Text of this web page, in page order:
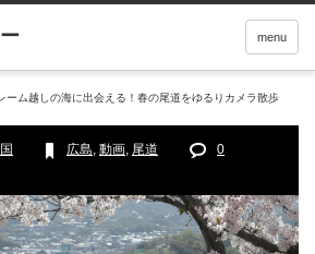
menu
ーム越しの海に出会える！春の尾道をゆるりカメラ散歩
広島, 動画, 尾道
0